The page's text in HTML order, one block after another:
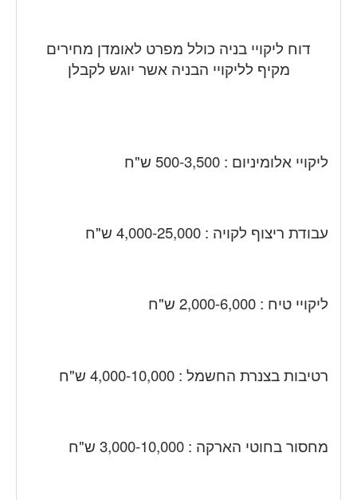
דוח ליקויי בניה כולל מפרט לאומדן מחירים
מקיף לליקויי הבניה אשר יוגש לקבלן
ליקויי אלומיניום : 500-3,500 ש"ח
עבודת ריצוף לקויה : 4,000-25,000 ש"ח
ליקויי טיח : 2,000-6,000 ש"ח
רטיבות בצנרת החשמל : 4,000-10,000 ש"ח
מחסור בחוטי הארקה : 3,000-10,000 ש"ח